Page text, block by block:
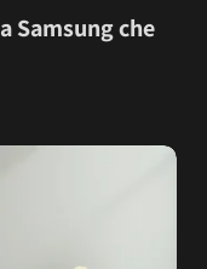
Samsung che